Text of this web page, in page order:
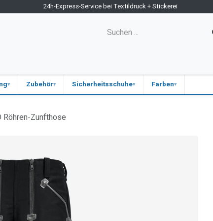
24h-Express-Service bei Textildruck + Stickerei
Zubehör Sicherheitsschuhe Farben
Röhren-Zunfthose